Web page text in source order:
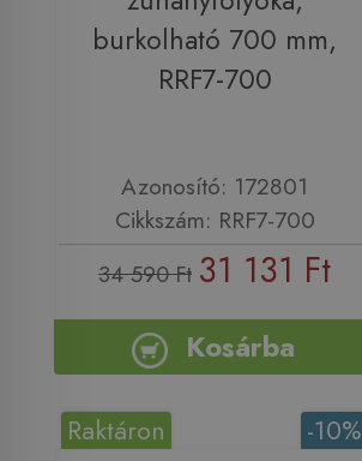
burkolható 700 mm,
RRF7-700
Azonosító: 172801
Cikkszám: RRF7-700
34 590 Ft 31 131 Ft
Kosárba
-10%
Raktáron